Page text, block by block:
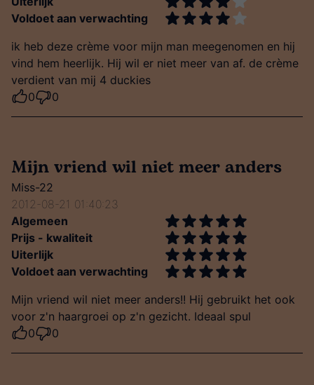
Voldoet aan verwachting
ik heb deze crème voor mijn man meegenomen en hij
vind hem heerlijk. Hij wil er niet meer van af. de crème
verdient van mij 4 duckies
0
0
Mijn vriend wil niet meer anders
Miss-22
2012-08-21 01:40:23
Algemeen
Prijs - kwaliteit
Uiterlijk
Voldoet aan verwachting
Mijn vriend wil niet meer anders!! Hij gebruikt het ook
voor z'n haargroei op z'n gezicht. Ideaal spul
0
0